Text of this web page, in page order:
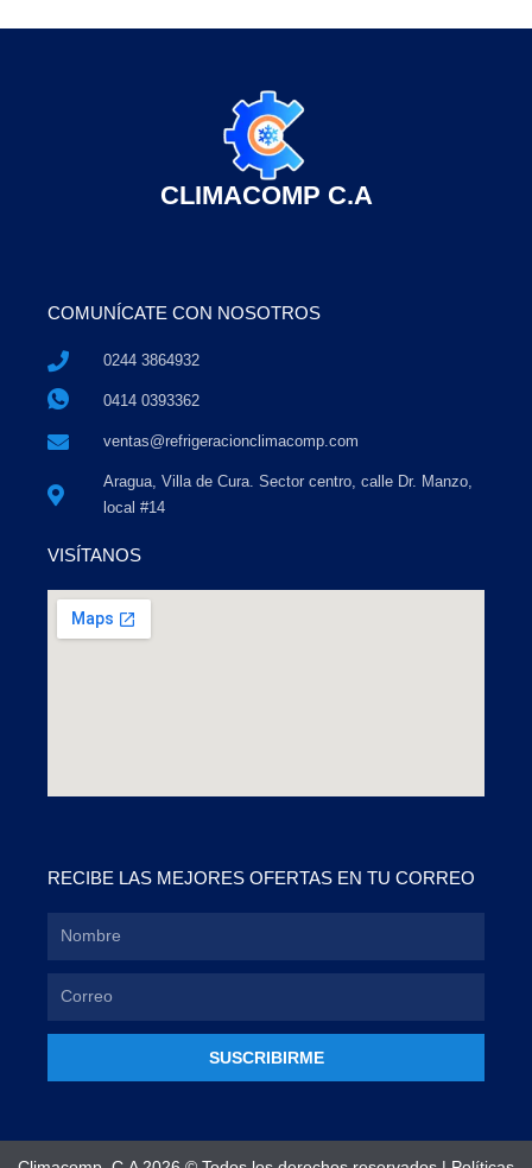
CLIMACOMP C.A
COMUNÍCATE CON NOSOTROS
0244 3864932
0414 0393362
ventas@refrigeracionclimacomp.com
Aragua, Villa de Cura. Sector centro, calle Dr. Manzo,
local #14
VISÍTANOS
RECIBE LAS MEJORES OFERTAS EN TU CORREO
SUSCRIBIRME